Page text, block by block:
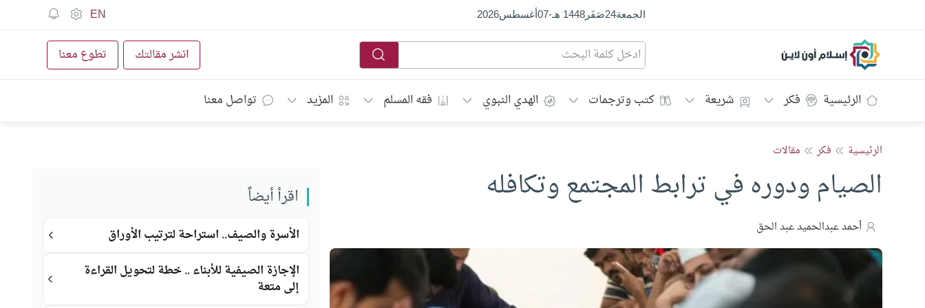
الجمعة24صَفَر1448 هـ -
07أغسطس2026
EN
إسلام أون لاين انشر مقالتك تطوع معنا
الرئيسية فكر شريعة كتب وترجمات الهدي النبوي فقه المسلم المزيد تواصل معنا
الرئيسية فكر مقالات
الصيام ودوره في ترابط المجتمع وتكافله
أحمد عبدالحميد عبد الحق
اقرأ أيضاً
الأسرة والصيف.. استراحة لترتيب الأوراق
الإجازة الصيفية للأبناء .. خطة لتحويل القراءة
إلى متعة